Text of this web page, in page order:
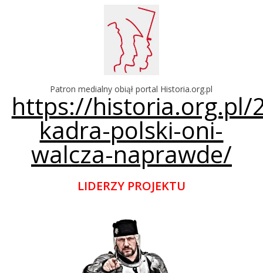
Patron medialny obiął portal Historia.org.pl
https://historia.org.pl/
kadra-polski-oni-
walcza-naprawde/
LIDERZY PROJEKTU